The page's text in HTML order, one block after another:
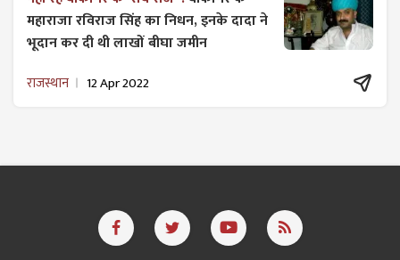
महाराजा रविराज सिंह का निधन, इनके दादा ने
भूदान कर दी थी लाखों बीघा जमीन
राजस्थान 12 Apr 2022